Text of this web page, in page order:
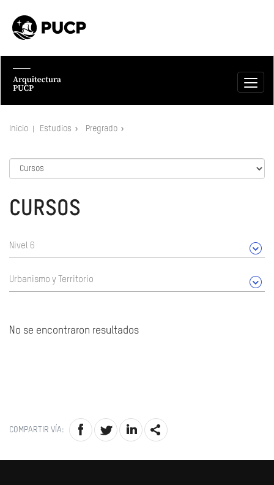
Inicio Estudios Pregrado
CURSOS
Nivel 6
Urbanismo y Territorio
No se encontraron resultados
COMPARTIR VÍA: